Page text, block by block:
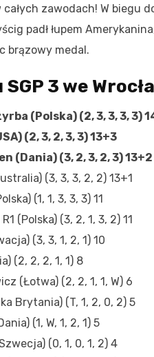
zawodach! W biegu
padł łupem
brązowy medal.
3 we
(Polska) (2, 3, 3, 3, 3)
(2, 3, 2, 3, 3) 13+3
(Dania) (3, 2, 3, 2, 3) 13+2
(3, 3, 3, 2, 2) 13+1
(1, 1, 3, 3, 3) 11
(Polska) (3, 2, 1, 3, 2) 11
(3, 3, 1, 2, 1) 10
(2, 2, 2, 1, 1) 8
(Łotwa) (2, 2, 1, 1, W) 6
Brytania) (T, 1, 2, 0, 2) 5
(1, W, 1, 2, 1) 5
(0, 1, 0, 1, 2) 4